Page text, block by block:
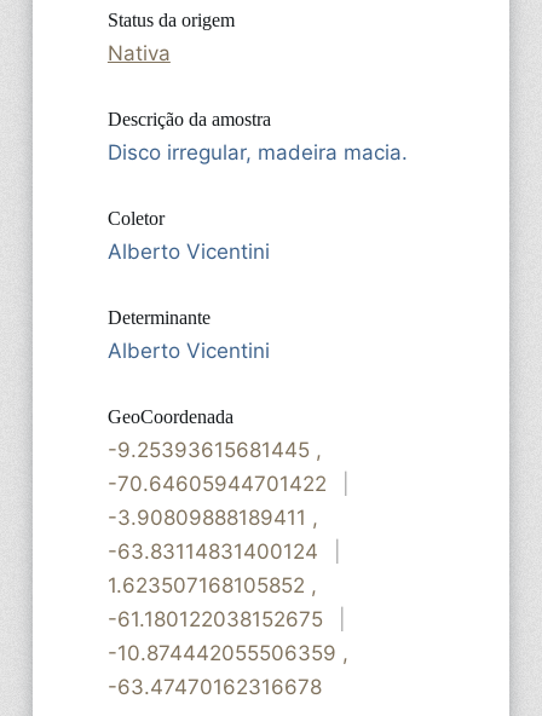
Status da origem
Nativa
Descrição da amostra
Disco irregular, madeira macia.
Coletor
Alberto Vicentini
Determinante
Alberto Vicentini
GeoCoordenada
-9.25393615681445 ,
-70.64605944701422
-3.90809888189411 ,
-63.83114831400124
1.623507168105852 ,
-61.180122038152675
-10.874442055506359 ,
-63.47470162316678